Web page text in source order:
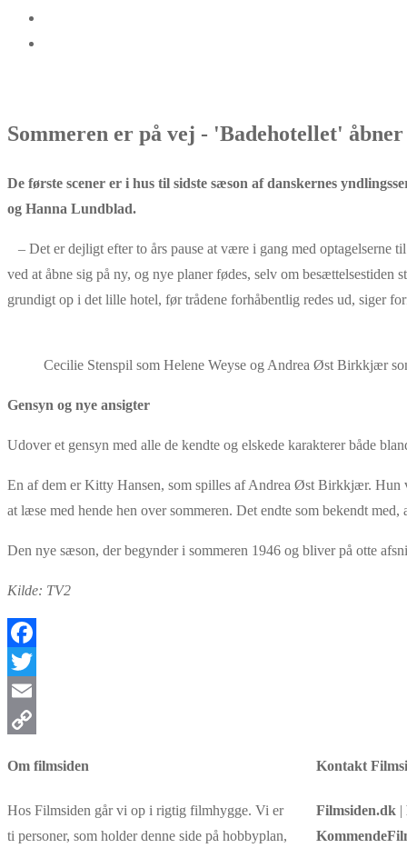
Sommeren er på vej - 'Badehotellet' åbner
De første scener er i hus til sidste sæson af danskernes
og Hanna Lundblad.
– Det er dejligt efter to års pause at være i gang med optagelserne
ved at åbne sig på ny, og nye planer fødes, selv om besættelsestiden
grundigt op i det lille hotel, før trådene forhåbentlig redes ud, siger
Cecilie Stenspil som Helene Weyse og Andrea Øst Birkkjær
Gensyn og nye ansigter
Udover et gensyn med alle de kendte og elskede karakterer både
En af dem er Kitty Hansen, som spilles af Andrea Øst Birkkjær. Hun
at læse med hende hen over sommeren. Det endte som bekendt
Den nye sæson, der begynder i sommeren 1946 og bliver på otte
Kilde: TV2
Facebook
Twitter
Email
Om filmsiden
Hos Filmsiden går vi op i rigtig filmhygge. Vi er
ti personer, som holder denne side på hobbyplan,
Kontakt
Filmsiden.dk |